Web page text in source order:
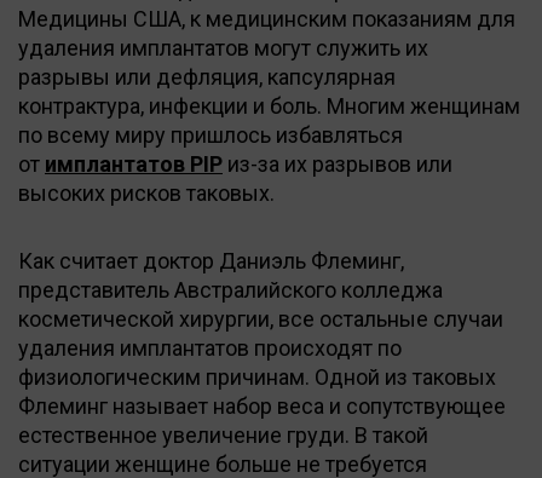
Медицины США, к медицинским показаниям для
удаления имплантатов могут служить их
разрывы или дефляция, капсулярная
контрактура, инфекции и боль. Многим женщинам
по всему миру пришлось избавляться
от имплантатов PIP из-за их разрывов или
высоких рисков таковых.
Как считает доктор Даниэль Флеминг,
представитель Австралийского колледжа
косметической хирургии, все остальные случаи
удаления имплантатов происходят по
физиологическим причинам. Одной из таковых
Флеминг называет набор веса и сопутствующее
естественное увеличение груди. В такой
ситуации женщине больше не требуется